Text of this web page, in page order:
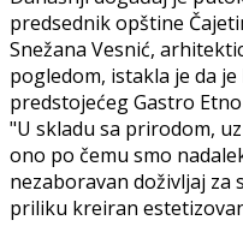
predsednik opštine
Snežana Vesnić,
pogledom, istakla je da
predstojećeg Gastro Etno
"U skladu sa prirodom,
ono po čemu smo
nezaboravan doživljaj za
priliku kreiran